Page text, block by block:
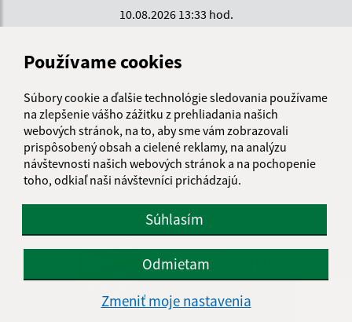
Používame cookies
Súbory cookie a ďalšie technológie sledovania používame
na zlepšenie vášho zážitku z prehliadania našich
webových stránok, na to, aby sme vám zobrazovali
prispôsobený obsah a cielené reklamy, na analýzu
návštevnosti našich webových stránok a na pochopenie
toho, odkiaľ naši návštevníci prichádzajú.
Súhlasím
Odmietam
Zmeniť moje nastavenia
10.08.2026 13:33 hod.
Správca obsahu je Krajské centrum sociálnych služieb
ZEMPLÍN.
Vytvorené v súlade sJednotným dizajn manuálom
elektronických služieb.
Zriaďovateľ organizácie:
KOŠICKÝ
SAMOSPRÁVNY
KRAJ